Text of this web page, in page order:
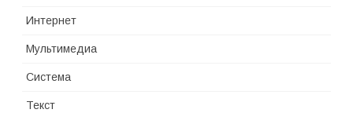
Интернет
Мультимедиа
Система
Текст